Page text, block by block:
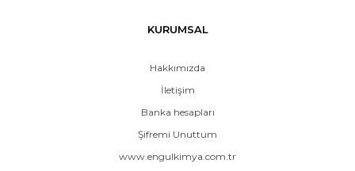
KURUMSAL
Hakkımızda
İletişim
Banka hesapları
Şifremi Unuttum
www.engulkimya.com.tr